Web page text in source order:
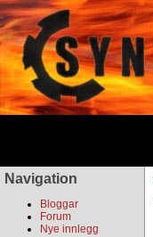
Navigation
Bloggar
Forum
Nye innlegg